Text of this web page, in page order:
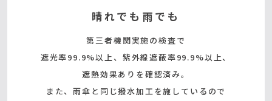
晴れでも雨でも
第三者機関実施の検査で
遮光率99.9%以上、紫外線遮蔽率99.9%以上、
遮熱効果ありを確認済み。
また、雨傘と同じ撥水加工を施しているので